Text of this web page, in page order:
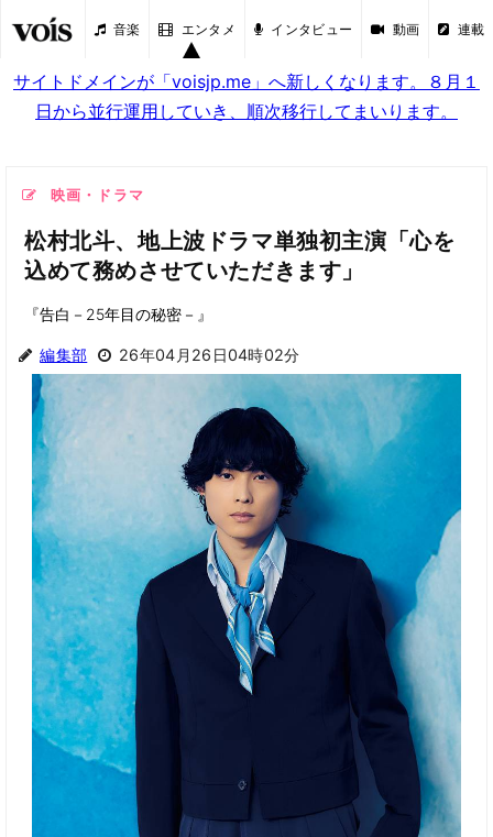
音楽 エンタメ インタビュー 動画 連載
サイトドメインが「voisjp.me」へ新しくなります。８月１
日から並行運用していき、順次移行してまいります。
映画・ドラマ
松村北斗、地上波ドラマ単独初主演「心を
込めて務めさせていただきます」
『告白－25年目の秘密－』
編集部 26年04月26日04時02分